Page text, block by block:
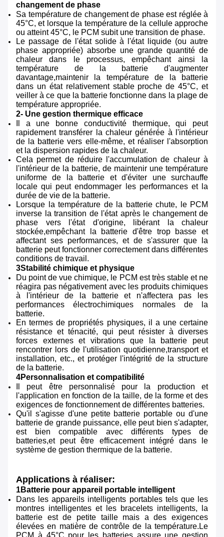
changement de phase
Sa température de changement de phase est réglée à
45°C, et lorsque la température de la cellule approche
ou atteint 45°C, le PCM subit une transition de phase.
Le passage de l'état solide à l'état liquide (ou autre
phase appropriée) absorbe une grande quantité de
chaleur dans le processus, empêchant ainsi la
température de la batterie d'augmenter
davantage,maintenir la température de la batterie
dans un état relativement stable proche de 45°C, et
veiller à ce que la batterie fonctionne dans la plage de
température appropriée.
2- Une gestion thermique efficace
Il a une bonne conductivité thermique, qui peut
rapidement transférer la chaleur générée à l'intérieur
de la batterie vers elle-même, et réaliser l'absorption
et la dispersion rapides de la chaleur.
Cela permet de réduire l'accumulation de chaleur à
l'intérieur de la batterie, de maintenir une température
uniforme de la batterie et d'éviter une surchauffe
locale qui peut endommager les performances et la
durée de vie de la batterie.
Lorsque la température de la batterie chute, le PCM
inverse la transition de l'état après le changement de
phase vers l'état d'origine, libérant la chaleur
stockée,empêchant la batterie d'être trop basse et
affectant ses performances, et de s'assurer que la
batterie peut fonctionner correctement dans différentes
conditions de travail.
3Stabilité chimique et physique
Du point de vue chimique, le PCM est très stable et ne
réagira pas négativement avec les produits chimiques
à l'intérieur de la batterie et n'affectera pas les
performances électrochimiques normales de la
batterie.
En termes de propriétés physiques, il a une certaine
résistance et ténacité, qui peut résister à diverses
forces externes et vibrations que la batterie peut
rencontrer lors de l'utilisation quotidienne,transport et
installation, etc., et protéger l'intégrité de la structure
de la batterie.
4Personnalisation et compatibilité
Il peut être personnalisé pour la production et
l'application en fonction de la taille, de la forme et des
exigences de fonctionnement de différentes batteries.
Qu'il s'agisse d'une petite batterie portable ou d'une
batterie de grande puissance, elle peut bien s'adapter,
est bien compatible avec différents types de
batteries,et peut être efficacement intégré dans le
système de gestion thermique de la batterie.
Applications à réaliser:
1Batterie pour appareil portable intelligent
Dans les appareils intelligents portables tels que les
montres intelligentes et les bracelets intelligents, la
batterie est de petite taille mais a des exigences
élevées en matière de contrôle de la température.Le